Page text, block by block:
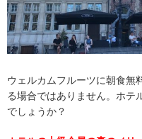
ウェルカムフルーツに朝食無
る場合ではありません。ホテ
でしょうか？